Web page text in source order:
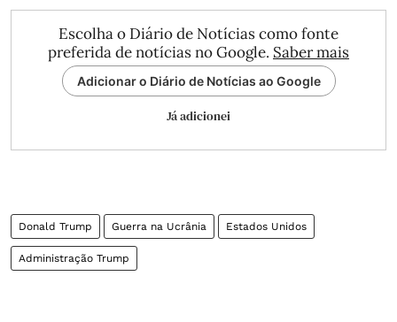
Escolha o Diário de Notícias como fonte
preferida de notícias no Google. Saber mais
Adicionar o Diário de Notícias ao Google
Já adicionei
Donald Trump Guerra na Ucrânia Estados Unidos
Administração Trump